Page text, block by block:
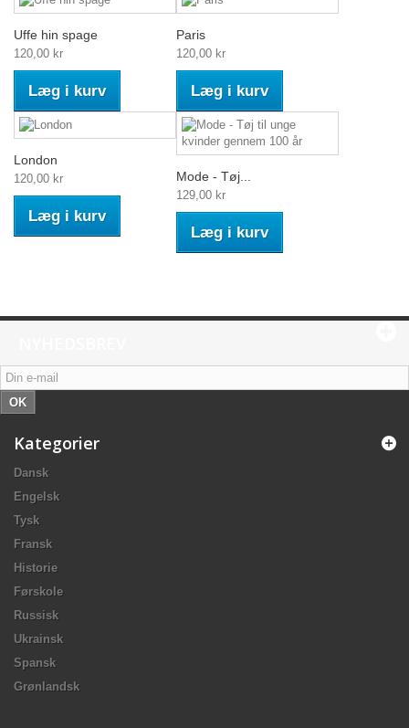
Uffe hin spage
120,00 kr
Læg i kurv
Paris
120,00 kr
Læg i kurv
London
120,00 kr
Læg i kurv
Mode - Tøj...
129,00 kr
Læg i kurv
OK
Kategorier
Dansk
Engelsk
Tysk
Fransk
Historie
Førskole
Russisk
Ukrainsk
Spansk
Grønlandsk